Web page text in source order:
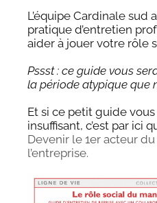
L’équipe Cardinale sud
pratique d’entretien
aider à jouer votre rôle
Pssst : ce guide vous
la période atypique que
Et si ce petit guide
insuffisant, c’est par ici
Devenir le 1er acteur
l’entreprise.